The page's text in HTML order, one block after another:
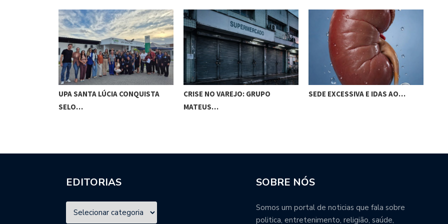
UPA SANTA LÚCIA CONQUISTA
SELO…
CRISE NO VAREJO: GRUPO
MATEUS…
SEDE EXCESSIVA E IDAS AO…
EDITORIAS SOBRE NÓS
Somos um portal de noticias que fala sobre
politica, entretenimento, religião, saúde,